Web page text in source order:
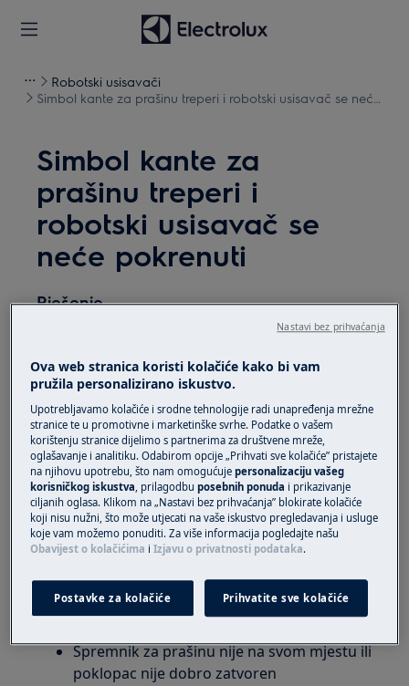
Robotski usisavači
Simbol kante za prašinu treperi i robotski usisavač se neće
Simbol kante za
prašinu treperi i
robotski usisavač se
neće pokrenuti
Rješenje
Simbol kante za prašinu treperi i robotski
usisavač se neće pokrenuti
Odnosi se na:
Robotski usisavač serije Pure I9
Robotski usisavač serije RX9
rezolucija:
1. Stavitespremnikzaprašinuu robotski
usisavač, pravilno zatvorite poklopac.
Uzrok:
Spremnik za prašinu nije na svom mjestu ili
poklopac nije dobro zatvoren
Ova web stranica koristi kolačiće kako bi vam
pružila personalizirano iskustvo.
Upotrebljavamo kolačiće i srodne tehnologije radi unapređenja mrežne
stranice te u promotivne i marketinške svrhe. Podatke o vašem
korištenju stranice dijelimo s partnerima za društvene mreže,
oglašavanje i analitiku. Odabirom opcije „Prihvati sve kolačiće” pristajete
na njihovu upotrebu, što nam omogućujepersonalizaciju vašeg
korisničkog iskustva, prilagodbuposebnih ponuda i prikazivanje
ciljanih oglasa. Klikom na „Nastavi bez prihvaćanja” blokirate kolačiće
koji nisu nužni, što može utjecati na vaše iskustvo pregledavanja i usluge
koje vam možemo ponuditi. Za više informacija pogledajte našu
Obavijest o kolačićima iIzjavu o privatnosti podataka.
Postavke za kolačiće Prihvatite sve kolačiće
Nastavi bez prihvaćanja